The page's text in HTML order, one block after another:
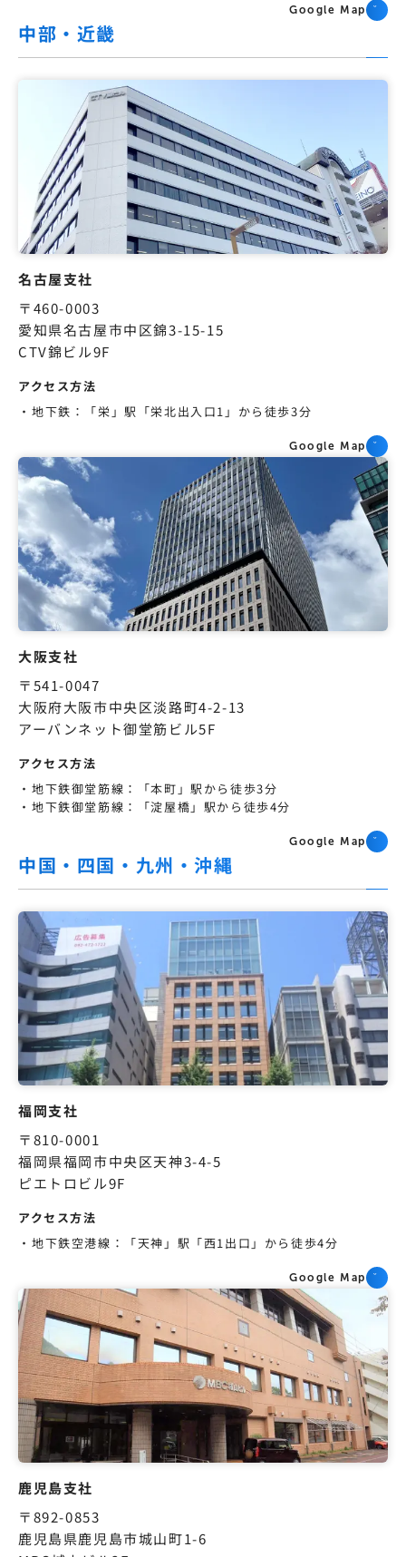
Google Map
中部・近畿
名古屋支社
〒460-0003
愛知県名古屋市中区錦3-15-15
CTV錦ビル9F
アクセス方法
地下鉄：「栄」駅「栄北出入口1」から徒歩3分
Google Map
大阪支社
〒541-0047
大阪府大阪市中央区淡路町4-2-13
アーバンネット御堂筋ビル5F
アクセス方法
地下鉄御堂筋線：「本町」駅から徒歩3分
地下鉄御堂筋線：「淀屋橋」駅から徒歩4分
Google Map
中国・四国・九州・沖縄
福岡支社
〒810-0001
福岡県福岡市中央区天神3-4-5
ピエトロビル9F
アクセス方法
地下鉄空港線：「天神」駅「西1出口」から徒歩4分
Google Map
鹿児島支社
〒892-0853
鹿児島県鹿児島市城山町1-6